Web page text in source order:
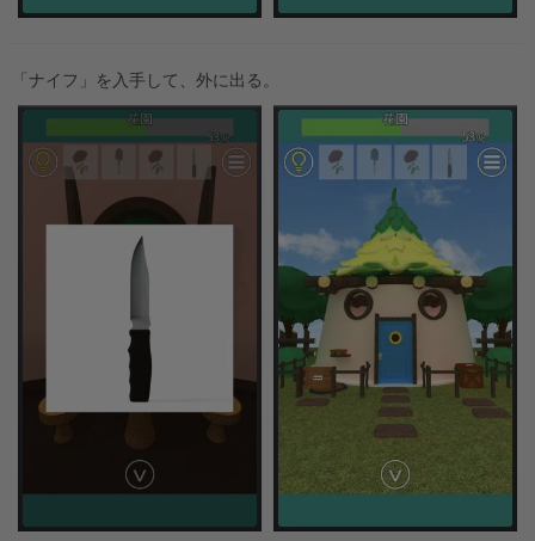
「ナイフ」を入手して、外に出る。